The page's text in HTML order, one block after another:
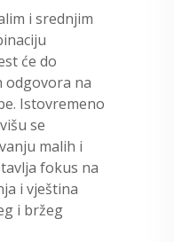
i srednjim
će do
na
Istovremeno
se
malih i
fokus na
i vještina
i bržeg